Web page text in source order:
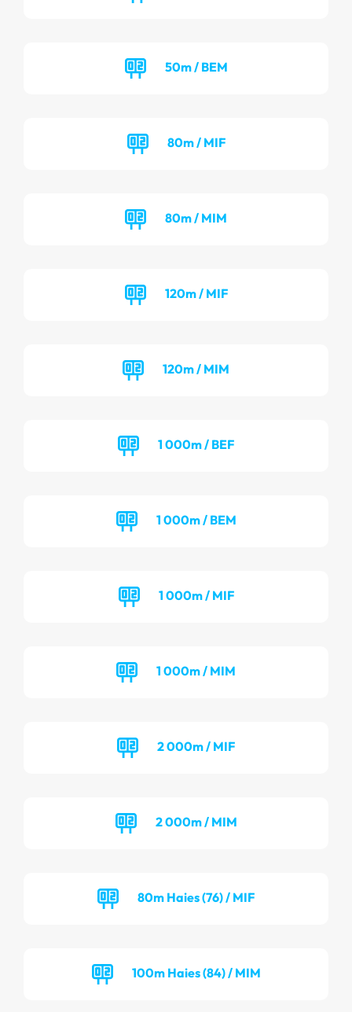
50m / BEM
80m / MIF
80m / MIM
120m / MIF
120m / MIM
1 000m / BEF
1 000m / BEM
1 000m / MIF
1 000m / MIM
2 000m / MIF
2 000m / MIM
80m Haies (76) / MIF
100m Haies (84) / MIM